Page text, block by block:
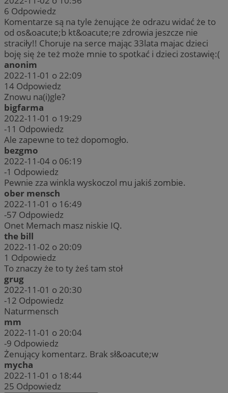
6 Odpowiedz
Komentarze są na tyle żenujące że odrazu widać że to
od os&oacute;b kt&oacute;re zdrowia jeszcze nie
straciły!! Choruje na serce mając 33lata majac dzieci
boję się że też może mnie to spotkać i dzieci zostawię:(
anonim
2022-11-01 o 22:09
14 Odpowiedz
Znowu na(i)gle?
bigfarma
2022-11-01 o 19:29
-11 Odpowiedz
Ale zapewne to też dopomogło.
bezgmo
2022-11-04 o 06:19
-1 Odpowiedz
Pewnie zza winkla wyskoczol mu jakiś zombie.
ober mensch
2022-11-01 o 16:49
-57 Odpowiedz
Onet Memach masz niskie IQ.
the bill
2022-11-02 o 20:09
1 Odpowiedz
To znaczy że to ty żeś tam stoł
grug
2022-11-01 o 20:30
-12 Odpowiedz
Naturmensch
mm
2022-11-01 o 20:04
-9 Odpowiedz
Żenujący komentarz. Brak sł&oacute;w
mycha
2022-11-01 o 18:44
25 Odpowiedz